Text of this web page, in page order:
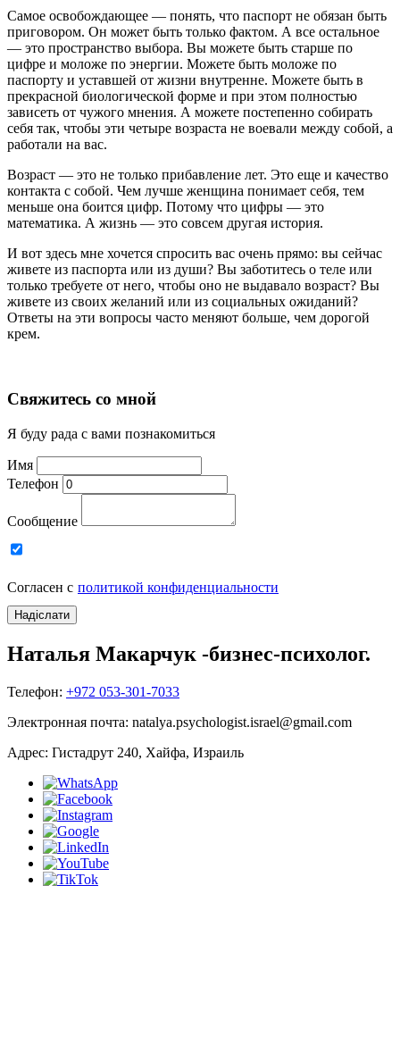
Самое освобождающее — понять, что паспорт не обязан быть
приговором. Он может быть только фактом. А все остальное
— это пространство выбора. Вы можете быть старше по
цифре и моложе по энергии. Можете быть моложе по
паспорту и уставшей от жизни внутренне. Можете быть в
прекрасной биологической форме и при этом полностью
зависеть от чужого мнения. А можете постепенно собирать
себя так, чтобы эти четыре возраста не воевали между собой, а
работали на вас.
Возраст — это не только прибавление лет. Это еще и качество
контакта с собой. Чем лучше женщина понимает себя, тем
меньше она боится цифр. Потому что цифры — это
математика. А жизнь — это совсем другая история.
И вот здесь мне хочется спросить вас очень прямо: вы сейчас
живете из паспорта или из души? Вы заботитесь о теле или
только требуете от него, чтобы оно не выдавало возраст? Вы
живете из своих желаний или из социальных ожиданий?
Ответы на эти вопросы часто меняют больше, чем дорогой
крем.
Свяжитесь со мной
Я буду рада с вами познакомиться
Имя
Телефон
Сообщение
Согласен с политикой конфиденциальности
Надіслати
Наталья Макарчук -бизнес-психолог.
Телефон: +972 053-301-7033
Электронная почта: natalya.psychologist.israel@gmail.com
Адрес: Гистадрут 240, Хайфа, Израиль